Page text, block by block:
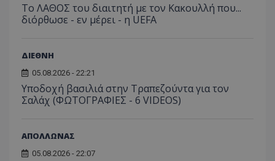
Το ΛΑΘΟΣ του διαιτητή με τον Κακουλλή που...
διόρθωσε - εν μέρει - η UEFA
ΔΙΕΘΝΗ
05.08.2026 - 22:21
Υποδοχή βασιλιά στην Τραπεζούντα για τον
Σαλάχ (ΦΩΤΟΓΡΑΦΙΕΣ - 6 VIDEOS)
ΑΠΟΛΛΩΝΑΣ
05.08.2026 - 22:07